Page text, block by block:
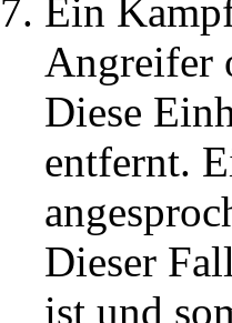
Ein
Angreifer
Diese
entfernt.
Dieser
ist und